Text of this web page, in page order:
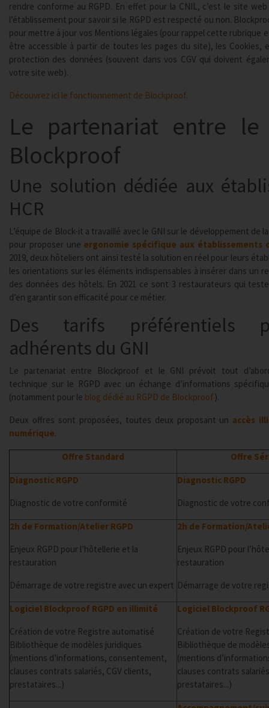
rendre conforme au RGPD. En effet pour la CNIL, c’est le site
l’établissement pour savoir si le RGPD est respecté ou non.
pour mettre à jour vos Mentions légales (pour rappel cette rubrique
être accessible à partir de toutes les pages du site), les Cookies,
protection des données (souvent dans vos CGV qui doivent
votre site web).
Découvrez ici le fonctionnement de Blockproof.
Le partenariat entre
Blockproof
Une solution dédiée aux
HCR
L’équipe de Block-it a travaillé avec le GNI sur le développement de
pour proposer une ergonomie spécifique aux établissements
2019, deux hôteliers ont ainsi testé la solution en réel pour leurs
les orientations sur les éléments indispensables à insérer dans un
des données des hôtels. En 2021 ce sont 3 restaurateurs qui
d’en garantir son efficacité pour ce métier.
Des tarifs préférentiels
adhérents du GNI
Le partenariat entre Blockproof et le GNI prévoit tout
technique sur le RGPD avec un échange d’informations
(notamment pour le blog dédié au RGPD de Blockproof ).
Deux offres sont proposées, toutes deux proposant un accès
numérique.
Offre Standard Offre
Diagnostic RGPD
Diagnostic de votre conformité
Diagnostic RGPD
Diagnostic de votre
2h de Formation/Atelier RGPD
Enjeux RGPD pour l’hôtellerie et la
restauration
Démarrage de votre registre avec un expert
2h de Formation/
Enjeux RGPD pour
restauration
Démarrage de votre
Logiciel Blockproof RGPD en illimité
Création de votre Registre automatisé
Bibliothèque de modèles juridiques
(mentions d’informations, consentement,
clauses contrats salariés, CGV clients,
prestataires...)
Logiciel Blockproof
Création de votre
Bibliothèque de
(mentions
clauses contrats
prestataires...)